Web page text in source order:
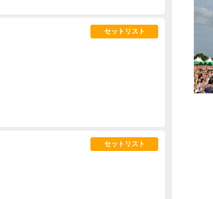
セットリスト
セットリスト